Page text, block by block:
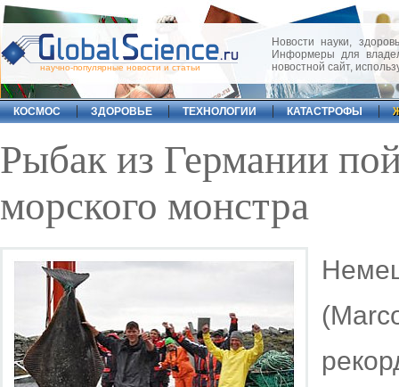
научно-популярные новости и статьи
Новости науки,
Информеры для
новостной сайт,
КОСМОС ЗДОРОВЬЕ ТЕХНОЛОГИИ КАТАСТРОФЫ
Рыбак из Германии
морского монстра